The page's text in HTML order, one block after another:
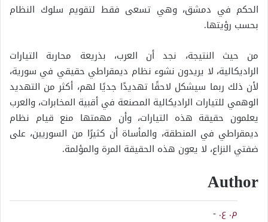
الحكم في دمشق، وهي تسعى فقط لتقويم سلوك النظام
بحسب رؤيتها.
من حيث النتيجة، نجد أن العرب، بذريعة محاربة التيارات
الراديكالية، لا يريدون نشوء نظام ديمقراطي حقيقي في سورية،
لأن ذلك ربما سيشكل لاحقًا تهديدًا جديًا لهم، أكثر من التهديد
الوهمي للتيارات الراديكالية المصنعة في أقبية المخابرات، والعرب
يعلمون حقيقة هذه التيارات، وأن مهمتها منع قيام نظام
ديمقراطي في المنطقة، والمأساة أن كثيرًا من السوريين، على
ضفتي النزاع، لا يعون هذه الحقيقة المرة والمؤلمة.
Author
م. ع. -